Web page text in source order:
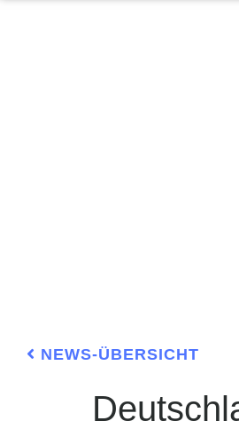
NEWS-ÜBERSICHT
Deutschlands